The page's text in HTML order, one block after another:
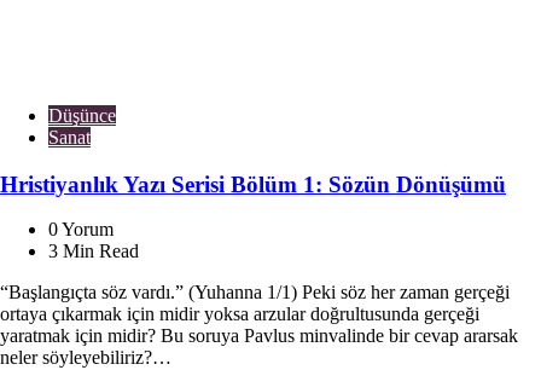
Düşünce
Sanat
Hristiyanlık Yazı Serisi Bölüm 1: Sözün Dönüşümü
0Yorum
3 Min Read
“Başlangıçta söz vardı.” (Yuhanna 1/1) Peki söz her zaman gerçeği
ortaya çıkarmak için midir yoksa arzular doğrultusunda gerçeği
yaratmak için midir? Bu soruya Pavlus minvalinde bir cevap ararsak
neler söyleyebiliriz?…